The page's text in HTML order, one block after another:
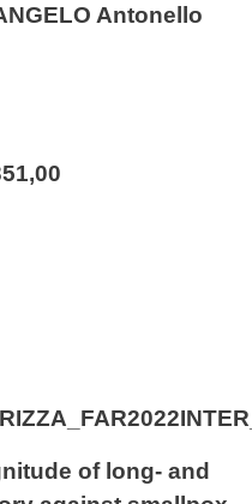
Antonello
of long- and